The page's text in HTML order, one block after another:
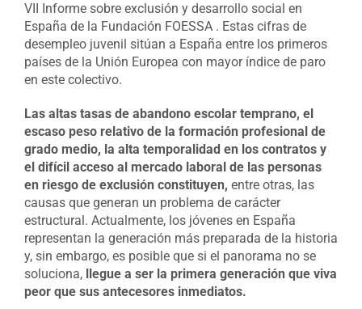
VII Informe sobre exclusión y desarrollo social en
España de la Fundación FOESSA . Estas cifras de
desempleo juvenil sitúan a España entre los primeros
países de la Unión Europea con mayor índice de paro
en este colectivo.
Las altas tasas de abandono escolar temprano, el
escaso peso relativo de la formación profesional de
grado medio, la alta temporalidad en los contratos y
el difícil acceso al mercado laboral de las personas
en riesgo de exclusión constituyen, entre otras, las
causas que generan un problema de carácter
estructural. Actualmente, los jóvenes en España
representan la generación más preparada de la historia
y, sin embargo, es posible que si el panorama no se
soluciona, llegue a ser la primera generación que viva
peor que sus antecesores inmediatos.